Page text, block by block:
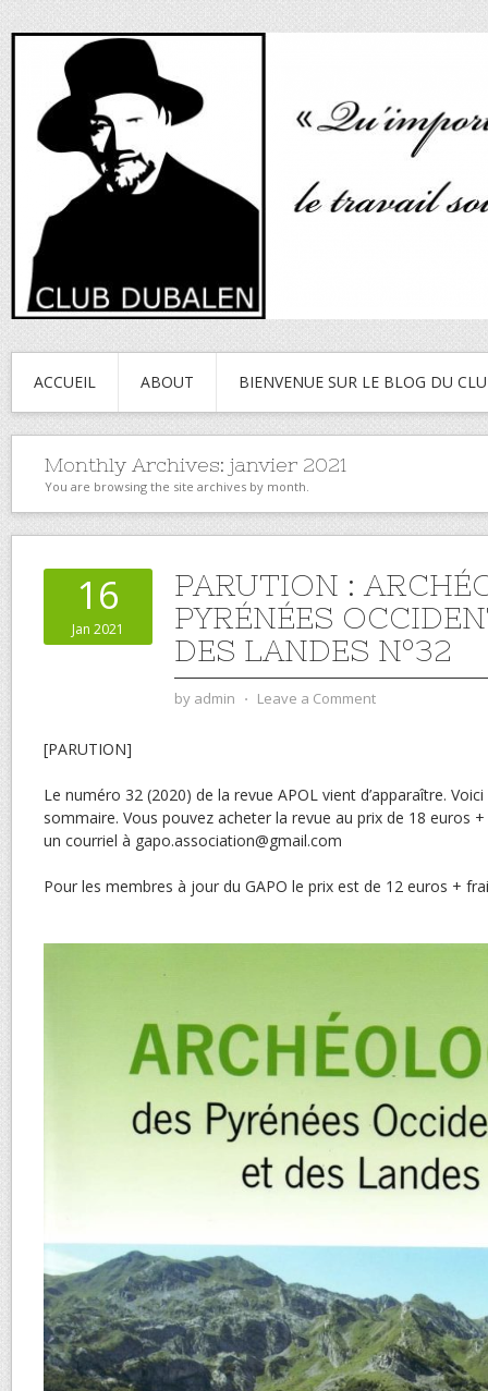
ACCUEIL ABOUT BIENVENUE SUR LE BLOG DU
Monthly Archives: janvier 2021
You are browsing the site archives by month.
16
Jan 2021
PARUTION :
PYRÉNÉES
DES LANDES N°32
by admin ⋅ Leave a Comment
[PARUTION]
Le numéro 32 (2020) de la revue APOL vient d’apparaître.
sommaire. Vous pouvez acheter la revue au prix de 18 euros
un courriel à gapo.association@gmail.com
Pour les membres à jour du GAPO le prix est de 12 euros +